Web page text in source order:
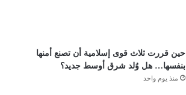
حين قررت ثلاث قوى إسلامية أن تصنع أمنها
بنفسها… هل وُلد شرق أوسط جديد؟
منذ يوم واحد